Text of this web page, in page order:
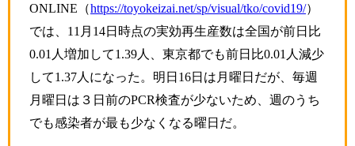
ONLINE（https://toyokeizai.net/sp/visual/tko/covid19/）
では、11月14日時点の実効再生産数は全国が前日比
0.01人増加して1.39人、東京都でも前日比0.01人減少
して1.37人になった。明日16日は月曜日だが、毎週
月曜日は３日前のPCR検査が少ないため、週のうち
でも感染者が最も少なくなる曜日だ。